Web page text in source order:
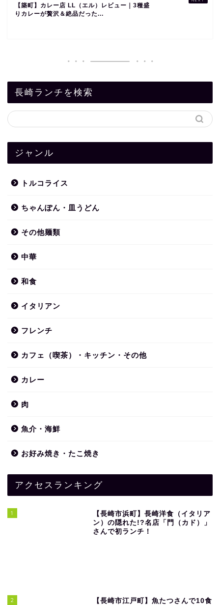
【築町】カレー店 LL（エル）レビュー｜3種盛
りカレーが贅沢＆絶品だった...
長崎ランチを検索
ジャンル
トルコライス
ちゃんぽん・皿うどん
その他麺類
中華
和食
イタリアン
フレンチ
カフェ（喫茶）・キッチン・その他
カレー
肉
魚介・海鮮
お好み焼き・たこ焼き
アクセスランキング
1
【長崎市浜町】長崎洋食（イタリア
ン）の隠れた!?名店「門（カド）」
さんで初ランチ！
2 【長崎市江戸町】魚たつさんで10食